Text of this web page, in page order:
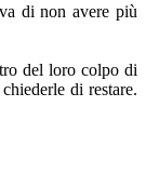
di non avere più
del loro colpo di
di restare.